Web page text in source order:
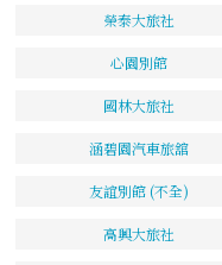
榮泰大旅社
心園別館
國林大旅社
涵碧園汽車旅舘
友誼別館 (不全)
高興大旅社